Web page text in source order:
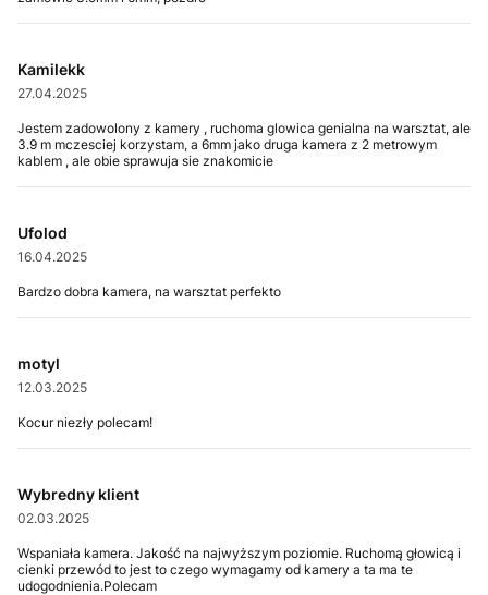
Kamilekk
27.04.2025
Jestem zadowolony z kamery , ruchoma glowica genialna na warsztat, ale
3.9 m mczesciej korzystam, a 6mm jako druga kamera z 2 metrowym
kablem , ale obie sprawuja sie znakomicie
Ufolod
16.04.2025
Bardzo dobra kamera, na warsztat perfekto
motyl
12.03.2025
Kocur niezły polecam!
Wybredny klient
02.03.2025
Wspaniała kamera. Jakość na najwyższym poziomie. Ruchomą głowicą i
cienki przewód to jest to czego wymagamy od kamery a ta ma te
udogodnienia.Polecam